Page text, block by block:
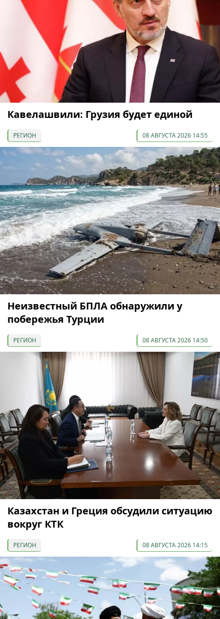
Кавелашвили: Грузия будет единой
РЕГИОН 08 АВГУСТА 2026 14:55
Неизвестный БПЛА обнаружили у
побережья Турции
РЕГИОН 08 АВГУСТА 2026 14:50
Казахстан и Греция обсудили ситуацию
вокруг КТК
РЕГИОН 08 АВГУСТА 2026 14:15